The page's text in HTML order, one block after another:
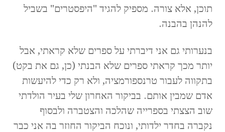
תוכן, אלא צורה. מספיק להגיד "היפסטרים" בשביל
להנהן בהבנה.
בנערותי גם אני דיברתי על ספרים שלא קראתי, אבל
יותר מכך קראתי ספרים שלא הבנתי (כן, גם את בקט)
בתקווה לעבור טרנספורמציה, ולא רק כדי להיעשות
אדם שמבין אותם. בביקור האחרון שלי בעיר הולדתי
שוב הצצתי בספרייה שהלכה והצטברה ולבסוף
נקברה בחדר ילדותי, ונוכח הביקור החוזר בה אני כבר